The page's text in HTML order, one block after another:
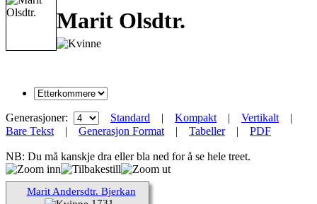
Marit Olsdtr.
Generasjoner: Standard | Kompakt| Vertikalt|
Bare Tekst| Generasjon Format| Tabeller| PDF
NB: Du må kanskje dra eller bla ned for å se hele treet.
Marit Andersdtr. Bjerkan